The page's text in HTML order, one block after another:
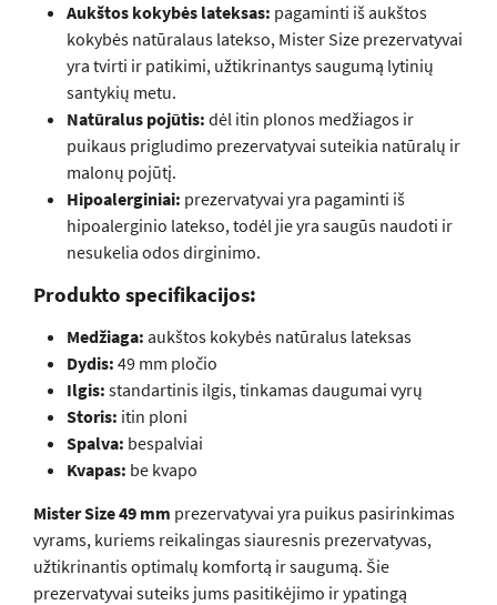
Aukštos kokybės lateksas: pagaminti iš aukštos
kokybės natūralaus latekso, Mister Size prezervatyvai
yra tvirti ir patikimi, užtikrinantys saugumą lytinių
santykių metu.
Natūralus pojūtis: dėl itin plonos medžiagos ir
puikaus prigludimo prezervatyvai suteikia natūralų ir
malonų pojūtį.
Hipoalerginiai: prezervatyvai yra pagaminti iš
hipoalerginio latekso, todėl jie yra saugūs naudoti ir
nesukelia odos dirginimo.
Produkto specifikacijos:
Medžiaga: aukštos kokybės natūralus lateksas
Dydis: 49 mm pločio
Ilgis: standartinis ilgis, tinkamas daugumai vyrų
Storis: itin ploni
Spalva: bespalviai
Kvapas: be kvapo
Mister Size 49 mm prezervatyvai yra puikus pasirinkimas
vyrams, kuriems reikalingas siauresnis prezervatyvas,
užtikrinantis optimalų komfortą ir saugumą. Šie
prezervatyvai suteiks jums pasitikėjimo ir ypatingą